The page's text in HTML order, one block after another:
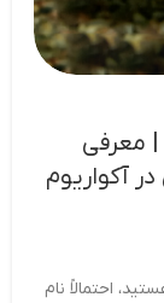
| معرفی
آکواریوم
احتمالاً نام